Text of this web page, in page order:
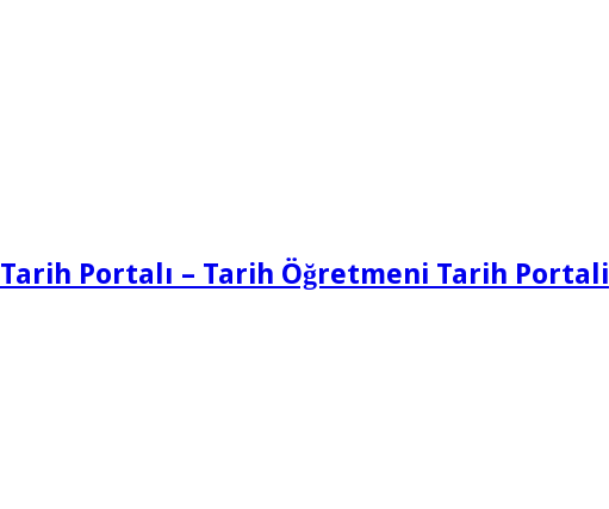
Tarih Portalı – Tarih Öğretmeni Tarih Portali